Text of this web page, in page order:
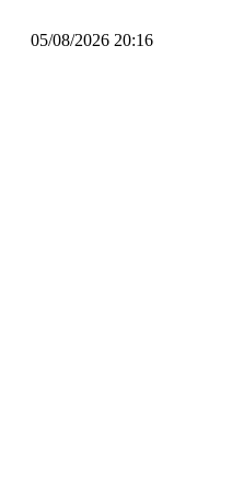
05/08/2026 20:16